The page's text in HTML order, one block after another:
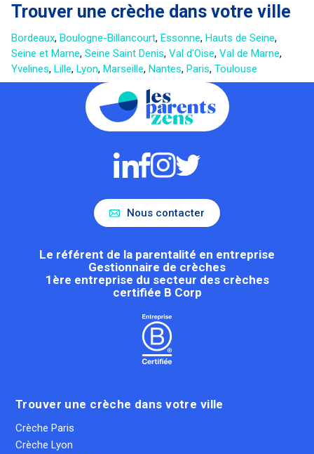
Trouver une crèche dans votre ville
Bordeaux, Boulogne-Billancourt, Essonne, Hauts de Seine,
Seine et Marne, Seine Saint Denis, Val d'Oise, Val de Marne,
Yvelines, Lille, Lyon, Marseille, Nantes, Paris, Toulouse
Nous contacter
Le référent de la parentalité en entreprise
Gestionnaire de crèches
1ère entreprise du secteur des crèches
certifiée B Corp
Trouver une crèche dans votre ville
Crèche Paris
Crèche Lyon